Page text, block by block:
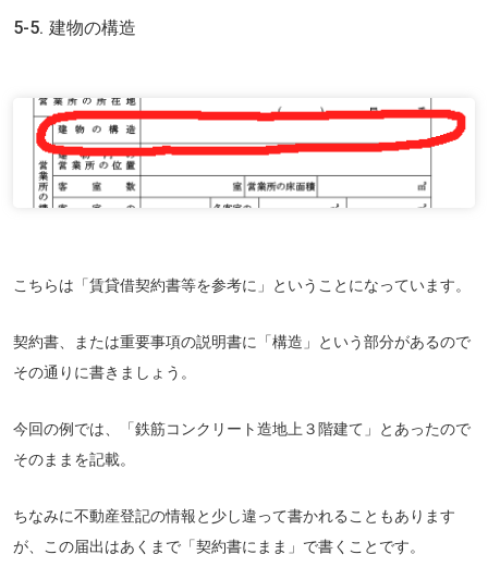
5-5. 建物の構造
こちらは「賃貸借契約書等を参考に」ということになっています。
契約書、または重要事項の説明書に「構造」という部分があるので
その通りに書きましょう。
今回の例では、「鉄筋コンクリート造地上３階建て」とあったので
そのままを記載。
ちなみに不動産登記の情報と少し違って書かれることもあります
が、この届出はあくまで「契約書にまま」で書くことです。